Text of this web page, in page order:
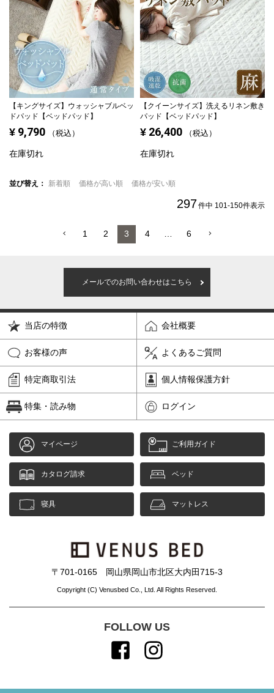
【キングサイズ】 ウォッシャブルベッ
ドパッド【ベッドパッド】
¥ 9,790 税込
在庫切れ
【クイーンサイズ】 洗えるリネン敷き
パッド【ベッドパッド】
¥ 26,400 税込
在庫切れ
並び替え 新着順 価格が高い順 価格が安い順
297件中 101-150件表示
1 2 3 4 6
メールでのお問い合わせはこちら
当店の特徴 会社概要
お客様の声 よくあるご質問
特定商取引法 個人情報保護方針
特集・読み物 ログイン
マイページ ご利用ガイド
カタログ請求 ベッド
寝具 マットレス
〒701-0165 岡山県岡山市北区大内田715-3
Copyright (C) Venusbed Co., Ltd. All Rights Reserved.
FOLLOW US